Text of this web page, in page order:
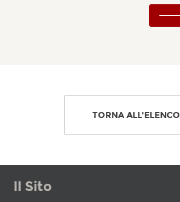
TORNA ALL'ELENCO
Il Sito